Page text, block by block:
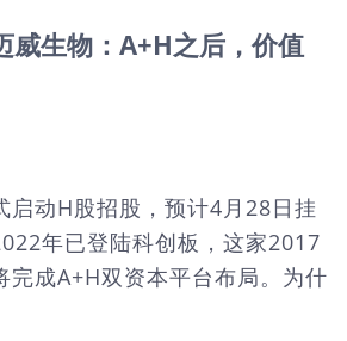
威生物：A+H之后，价值
启动H股招股，预计4月28日挂
年已登陆科创板，这家2017
完成A+H双资本平台布局。为什